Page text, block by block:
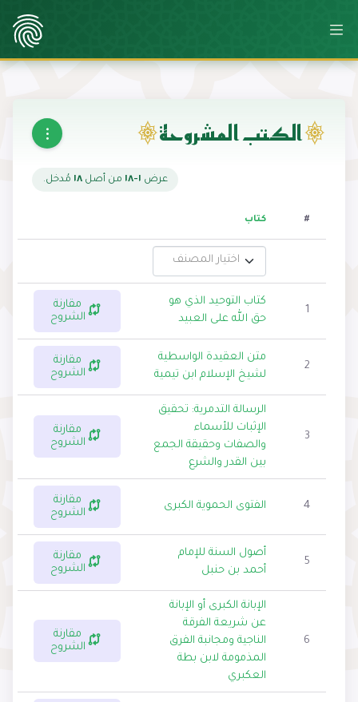
الكتب المشروحة
عرض ١-١٨ من أصل١٨ مُدخل.
# كتاب
اختيار المصنف
1
كتاب التوحيد الذي هو
حق الله على العبيد
مقارنة
الشروح
2
متن العقيدة الواسطية
لشيخ الإسلام ابن تيمية
مقارنة
الشروح
3
الرسالة التدمرية: تحقيق
الإثبات للأسماء
والصفات وحقيقة الجمع
بين القدر والشرع
مقارنة
الشروح
4 الفتوى الحموية الكبرى
مقارنة
الشروح
5
أصول السنة للإمام
أحمد بن حنبل
مقارنة
الشروح
6
الإبانة الكبرى أو الإبانة
عن شريعة الفرقة
الناجية ومجانبة الفرق
المذمومة لابن بطة
العكبري
مقارنة
الشروح